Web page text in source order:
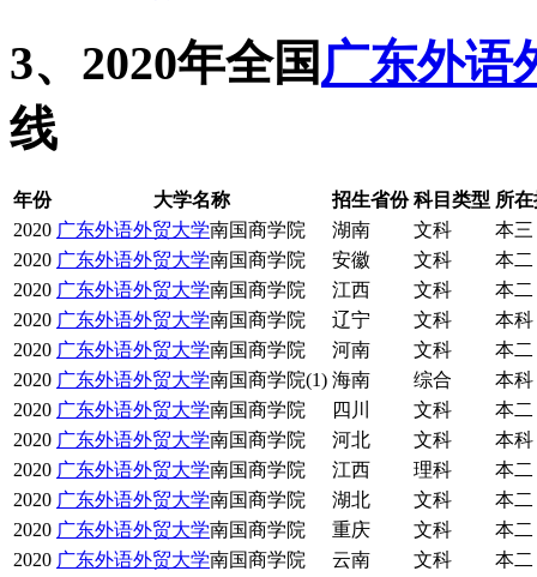
3、2020年全国 广东外语
线
年份 大学名称 招生省份 科目类型 所
2020 广东外语外贸大学南国商学院 湖南 文科
本三
2020 广东外语外贸大学南国商学院 安徽 文科
本二
2020 广东外语外贸大学南国商学院 江西 文科
本二
2020 广东外语外贸大学南国商学院 辽宁 文科
本科
2020 广东外语外贸大学南国商学院 河南 文科
本二
2020 广东外语外贸大学南国商学院(1) 海南 综合
本科
2020 广东外语外贸大学南国商学院 四川 文科
本二
2020 广东外语外贸大学南国商学院 河北 文科
本科
2020 广东外语外贸大学南国商学院 江西 理科
本二
2020 广东外语外贸大学南国商学院 湖北 文科
本二
2020 广东外语外贸大学南国商学院 重庆 文科
本二
2020 广东外语外贸大学南国商学院 云南 文科
本二